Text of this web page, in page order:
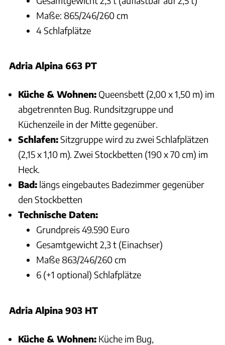
Maße: 865/246/260 cm
4 Schlafplätze
Adria Alpina 663 PT
Küche & Wohnen: Queensbett (2,00 x 1,50 m) im
abgetrennten Bug. Rundsitzgruppe und
Küchenzeile in der Mitte gegenüber.
Schlafen:Sitzgruppe wird zu zwei Schlafplätzen
(2,15 x 1,10 m). Zwei Stockbetten (190 x 70 cm) im
Heck.
Bad: längs eingebautes Badezimmer gegenüber
den Stockbetten
Technische Daten:
Grundpreis 49.590 Euro
Gesamtgewicht 2,3 t (Einachser)
Maße 863/246/260 cm
6 (+1 optional) Schlafplätze
Adria Alpina 903 HT
Küche & Wohnen: Küche im Bug,